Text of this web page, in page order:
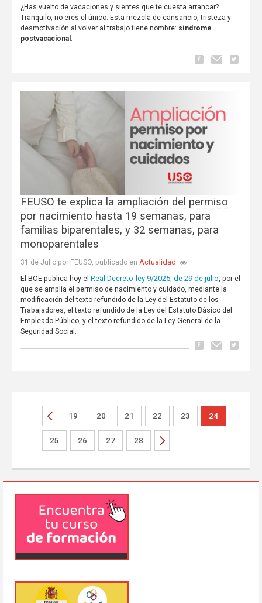
¿Has vuelto de vacaciones y sientes que te cuesta arrancar?
Tranquilo, no eres el único. Esta mezcla de cansancio, tristeza y
desmotivación al volver al trabajo tiene nombre: síndrome
postvacacional .
FEUSO te explica la ampliación del permiso
por nacimiento hasta 19 semanas, para
familias biparentales, y 32 semanas, para
monoparentales
31 de Julio por FEUSO, publicado en Actualidad
El BOE publica hoy el Real Decreto-ley 9/2025, de 29 de julio , por el
que se amplía el permiso de nacimiento y cuidado, mediante la
modificación del texto refundido de la Ley del Estatuto de los
Trabajadores, el texto refundido de la Ley del Estatuto Básico del
Empleado Público, y el texto refundido de la Ley General de la
Seguridad Social.
19 20 21 22 23 24
25 26 27 28